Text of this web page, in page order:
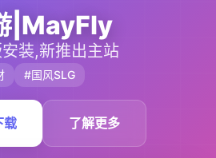
|MayFly
装,新推出主站
#国风SLG
载 了解更多